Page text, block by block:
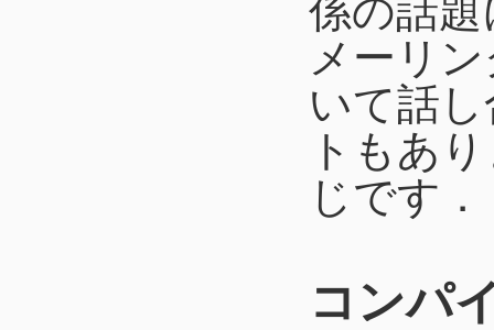
メーリ
いて話
トもあ
じです．
コンパ